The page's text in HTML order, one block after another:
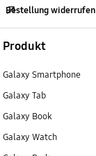
Bestellung widerrufen
Produkt
Galaxy Smartphone
Galaxy Tab
Galaxy Book
Galaxy Watch